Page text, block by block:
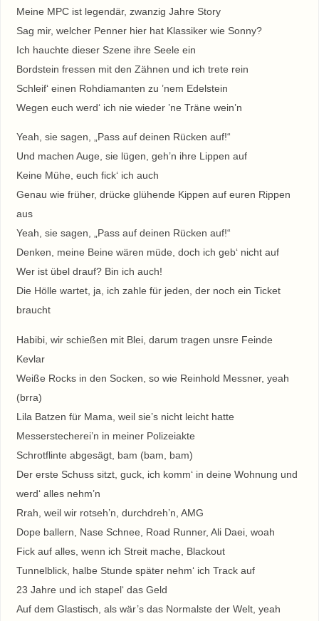
Meine MPC ist legendär, zwanzig Jahre Story
Sag mir, welcher Penner hier hat Klassiker wie Sonny?
Ich hauchte dieser Szene ihre Seele ein
Bordstein fressen mit den Zähnen und ich trete rein
Schleif‘ einen Rohdiamanten zu ’nem Edelstein
Wegen euch werd‘ ich nie wieder ’ne Träne wein’n
Yeah, sie sagen, „Pass auf deinen Rücken auf!“
Und machen Auge, sie lügen, geh’n ihre Lippen auf
Keine Mühe, euch fick‘ ich auch
Genau wie früher, drücke glühende Kippen auf euren Rippen
aus
Yeah, sie sagen, „Pass auf deinen Rücken auf!“
Denken, meine Beine wären müde, doch ich geb‘ nicht auf
Wer ist übel drauf? Bin ich auch!
Die Hölle wartet, ja, ich zahle für jeden, der noch ein Ticket
braucht
Habibi, wir schießen mit Blei, darum tragen unsre Feinde
Kevlar
Weiße Rocks in den Socken, so wie Reinhold Messner, yeah
(brra)
Lila Batzen für Mama, weil sie’s nicht leicht hatte
Messerstecherei’n in meiner Polizeiakte
Schrotflinte abgesägt, bam (bam, bam)
Der erste Schuss sitzt, guck, ich komm‘ in deine Wohnung und
werd‘ alles nehm’n
Rrah, weil wir rotseh’n, durchdreh’n, AMG
Dope ballern, Nase Schnee, Road Runner, Ali Daei, woah
Fick auf alles, wenn ich Streit mache, Blackout
Tunnelblick, halbe Stunde später nehm‘ ich Track auf
23 Jahre und ich stapel‘ das Geld
Auf dem Glastisch, als wär’s das Normalste der Welt, yeah